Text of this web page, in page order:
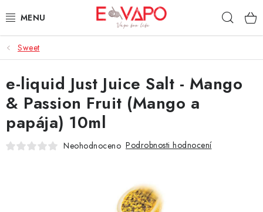
na
3D TISK
TIPY ZA DOBROU CENU
AROMATA A PŘÍCHUTĚ
BÁZE
Sweet
e-liquid Just Juice Salt - Mango
& Passion Fruit (Mango a
papája) 10ml
Neohodnoceno Podrobnosti hodnocení